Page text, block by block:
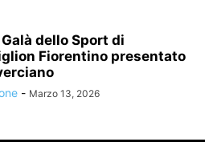
dello Sport di
Fiorentino presentato
- Marzo 13, 2026